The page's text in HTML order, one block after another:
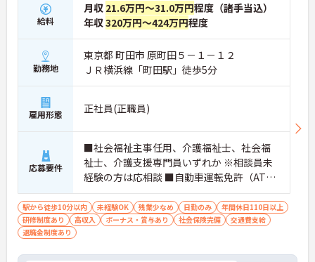
給料
月収 21.6万円～31.0万円程度（諸手当込）
年収320万円～424万円程度
勤務地
東京都 町田市 原町田５－１－１２
ＪＲ横浜線「町田駅」徒歩5分
雇用形態 正社員(正職員)
応募要件
■社会福祉主事任用、介護福祉士、社会福
祉士、介護支援専門員いずれか ※相談員未
経験の方は応相談 ■自動車運転免許（AT限
定可）
駅から徒歩10分以内 未経験OK 残業少なめ 日勤のみ
年間休日110日以上
研修制度あり
高収入 ボーナス・賞与あり 社会保険完備
交通費支給
退職金制度あり